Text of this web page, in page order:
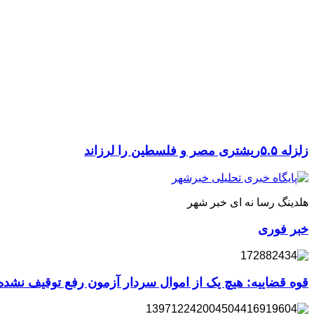
زلزله ۵.۵ریشتری مصر و فلسطین را لرزاند
هلدینگ رسا نه ای خبر شهر
خبر فوری
قوه قضاییه: هیچ یک از اموال سردار آزمون رفع توقیف